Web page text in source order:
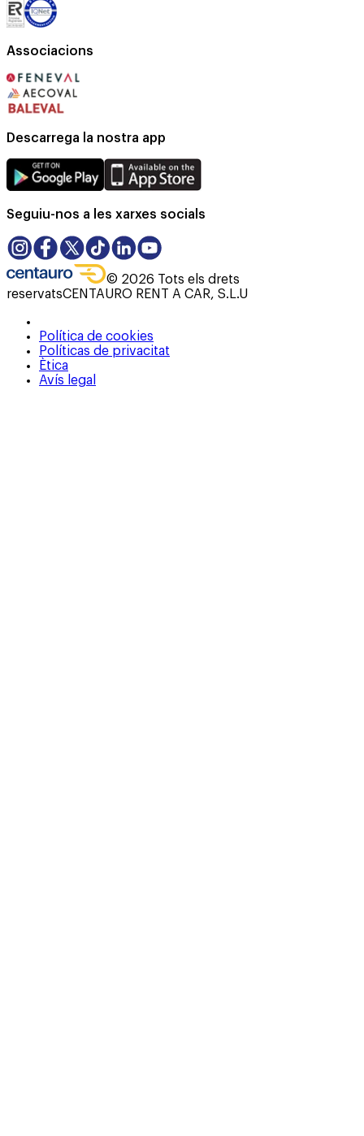
Associacions
Descarrega la nostra app
Seguiu-nos a les xarxes socials
© 2026 Tots els drets
reservatsCENTAURO RENT A CAR, S.L.U
Política de cookies
Políticas de privacitat
Ètica
Avís legal